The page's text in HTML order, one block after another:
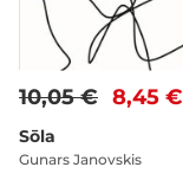
8,45 €
10,05 €
Sōla
Gunars Janovskis